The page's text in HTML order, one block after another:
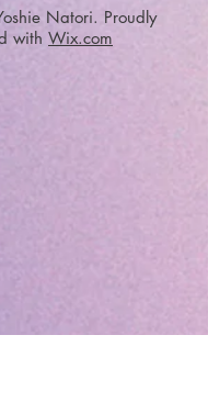
Natori. Proudly
with Wix.com